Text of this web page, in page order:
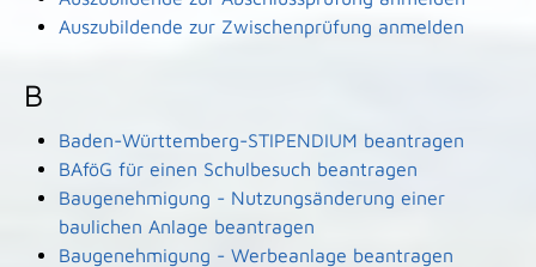
Auszubildende zur Zwischenprüfung anmelden
B
Baden-Württemberg-STIPENDIUM beantragen
BAföG für einen Schulbesuch beantragen
Baugenehmigung - Nutzungsänderung einer
baulichen Anlage beantragen
Baugenehmigung - Werbeanlage beantragen